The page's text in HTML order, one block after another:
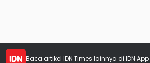
Baca artikel IDN Times lainnya di IDN App